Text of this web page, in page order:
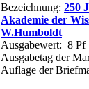
Bezeichnung: 250
Akademie der
W.Humboldt
Ausgabewert: 8 Pf
Ausgabetag der
Auflage der